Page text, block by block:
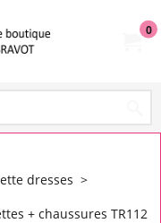
0
dresses >
+ chaussures TR112